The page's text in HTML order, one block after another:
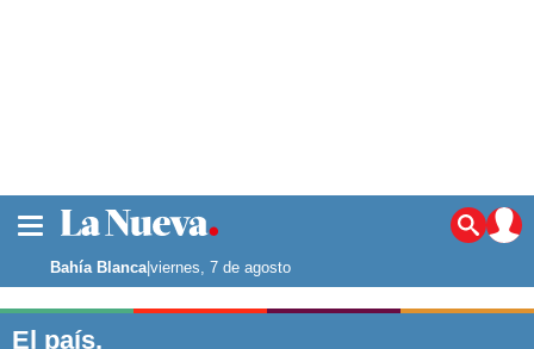
Noticias
La ciudad
Punta Alta
Bahía Blanca|viernes, 7 de agosto
El país.